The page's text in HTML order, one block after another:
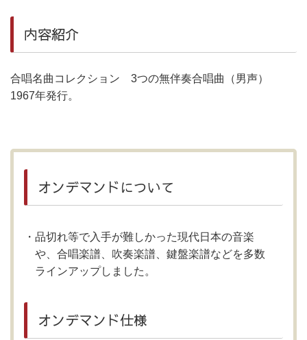
内容紹介
合唱名曲コレクション 3つの無伴奏合唱曲（男声）
1967年発行。
オンデマンドについて
品切れ等で入手が難しかった現代日本の音楽
や、合唱楽譜、吹奏楽譜、鍵盤楽譜などを多数
ラインアップしました。
オンデマンド仕様